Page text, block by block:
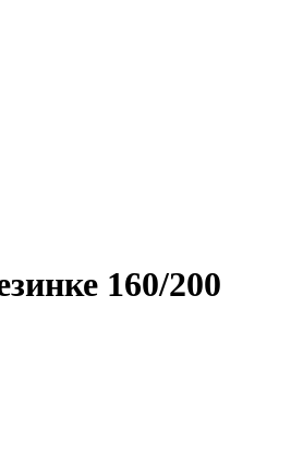
160/200